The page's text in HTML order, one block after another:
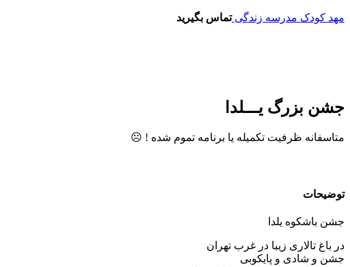
مهد کودک مدرسه زندگیتماس بگیرید
جشن بزرگ یـــلدا
متاسفانه ظرفیت تکمیله یا برنامه تموم شده ! ☹️
توضیحات
جشن باشکوه یلدا
در باغ تالاری زیبا در غرب تهران
جشن و شادی و پایکوبی